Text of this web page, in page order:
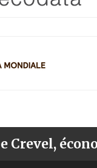
Crevel,